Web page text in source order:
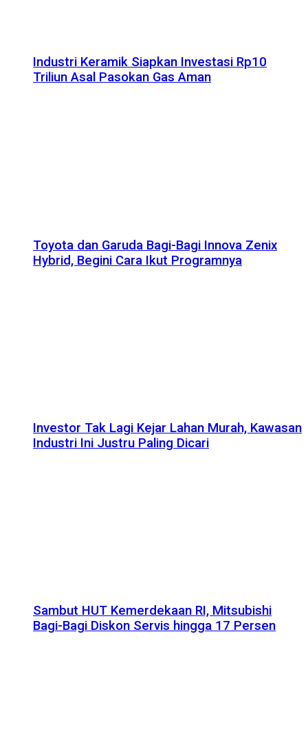
Industri Keramik Siapkan Investasi Rp10
Triliun Asal Pasokan Gas Aman
Toyota dan Garuda Bagi-Bagi Innova Zenix
Hybrid, Begini Cara Ikut Programnya
Investor Tak Lagi Kejar Lahan Murah, Kawasan
Industri Ini Justru Paling Dicari
Sambut HUT Kemerdekaan RI, Mitsubishi
Bagi-Bagi Diskon Servis hingga 17 Persen